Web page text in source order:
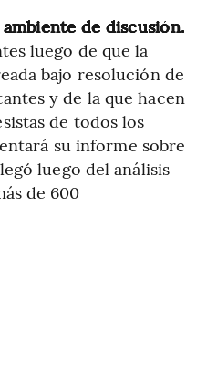
de discusión.
luego de que la
bajo resolución de
y de la que hacen
de todos los
su informe sobre
luego del análisis
de 600